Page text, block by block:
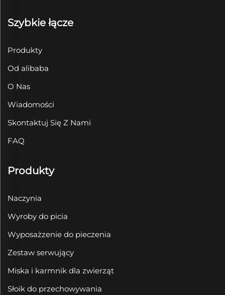
Szybkie łącze
Produkty
Od alibaba
O Nas
Wiadomości
Skontaktuj Się Z Nami
FAQ
Produkty
Naczynia
Wyroby do picia
Wyposażzenie do pieczenia
Zestaw serwujący
Miska i karmnik dla zwierząt
Słoik do przechowywania